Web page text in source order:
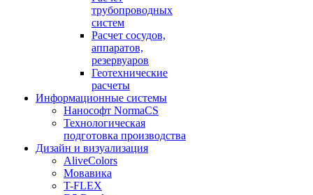
трубопроводных
систем
Расчет сосудов,
аппаратов,
резервуаров
Геотехнические
расчеты
Информационные системы
Нанософт NormaCS
Технологическая
подготовка производства
Дизайн и визуализация
AliveColors
Мовавика
T-FLEX